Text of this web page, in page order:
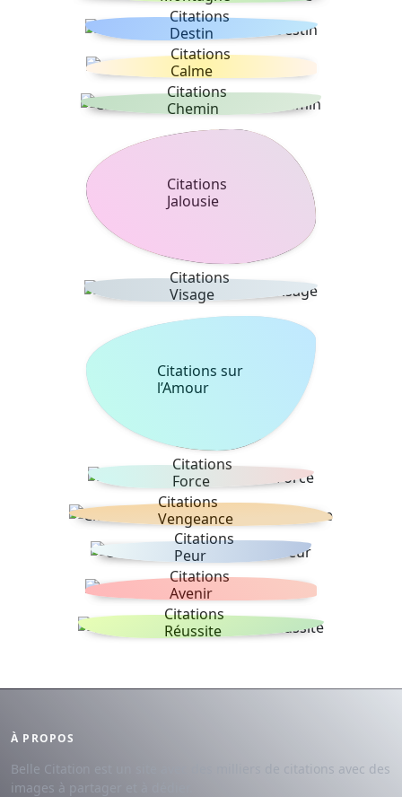
Citations
Destin
Citations
Calme
Citations
Chemin
Citations
Jalousie
Citations
Visage
Citations sur
l’Amour
Citations
Force
Citations
Vengeance
Citations
Peur
Citations
Avenir
Citations
Réussite
À PROPOS
Belle Citation est un site avec des milliers de citations avec des
images à partager et à dédier.